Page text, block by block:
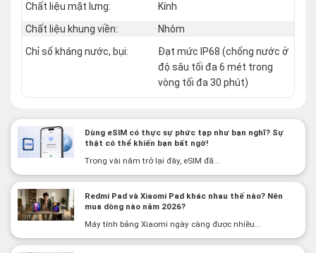
Chất liệu mặt lưng:
Kính
Chất liệu khung viền:
Nhôm
Chỉ số kháng nước, bụi:
Đạt mức IP68 (chống nước ở
độ sâu tối đa 6 mét trong
vòng tối đa 30 phút)
Dùng eSIM có thực sự phức tạp như bạn nghĩ? Sự
thật có thể khiến bạn bất ngờ!
Trong vài năm trở lại đây, eSIM đã...
Redmi Pad và Xiaomi Pad khác nhau thế nào? Nên
mua dòng nào năm 2026?
Máy tính bảng Xiaomi ngày càng được nhiều...